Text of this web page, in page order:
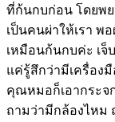
ที่ก้นกบก่อน โดยพ
เป็นคนผ่าให้เรา พ
เหมือนก้นกบค่ะ เจ็
แค่รู้สึกว่ามีเครื่องมื
คุณหมอก็เอากระจ
ถามว่ามีกล้องไหม